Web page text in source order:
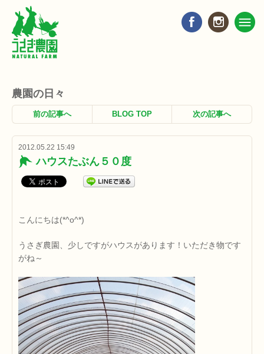
農園の日々
前の記事へ BLOG TOP 次の記事へ
2012.05.22 15:49
ハウスたぶん５０度
こんにちは(*^o^*)
うさぎ農園、少しですがハウスがあります！いただき物です
がね～